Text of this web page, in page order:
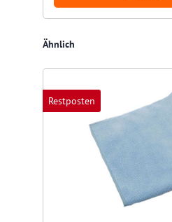
Produktgalerie überspringen
Ähnlich
Restposten